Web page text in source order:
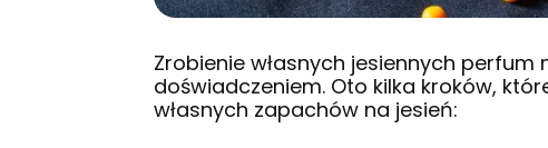
Zrobienie własnych jesiennych
doświadczeniem. Oto kilka kroków,
własnych zapachów na jesień: